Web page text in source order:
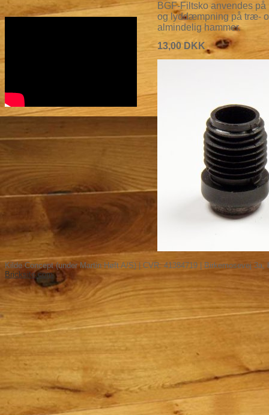
BGF-Filtsko anvendes
og lyddæmpning på træ-
almindelig hammer.
13,00 DKK
Kilde Concept (under Martin Høft A/S) | CVR: 41384719 | Birkemosevej
Bricksite.com